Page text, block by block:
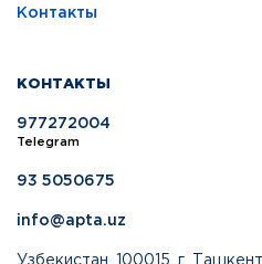
Контакты
КОНТАКТЫ
977272004
Telegram
93 5050675
info@apta.uz
Узбекистан, 100015, г.